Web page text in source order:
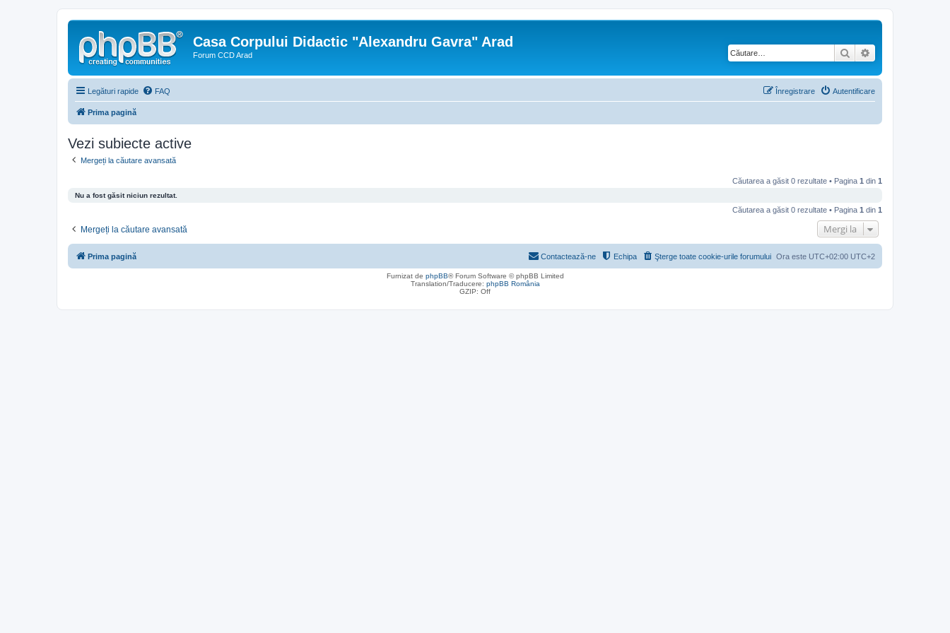
Casa Corpului Didactic "Alexandru Gavra" Arad
Forum CCD Arad Căutare
Legături rapide FAQ Autentificare
Înregistrare
Prima pagină
Vezi subiecte active
Mergeți la căutare avansată
Căutarea a găsit 0 rezultate • Pagina 1 din 1
Nu a fost găsit niciun rezultat.
Căutarea a găsit 0 rezultate • Pagina 1 din 1
Mergeți la căutare avansată Mergi la
Prima pagină Ora este UTC+02:00 UTC+2
Şterge toate cookie-urile forumului
Echipa
Contactează-ne
Furnizat de phpBB® Forum Software © phpBB Limited
Translation/Traducere: phpBB România
GZIP: Off